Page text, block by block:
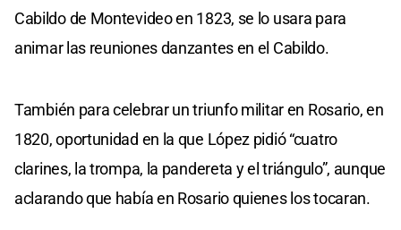
Cabildo de Montevideo en 1823, se lo usara para
animar las reuniones danzantes en el Cabildo.
También para celebrar un triunfo militar en Rosario, en
1820, oportunidad en la que López pidió “cuatro
clarines, la trompa, la pandereta y el triángulo”, aunque
aclarando que había en Rosario quienes los tocaran.